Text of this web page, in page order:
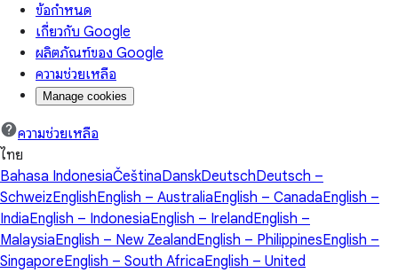
ข้อกำหนด
เกี่ยวกับ Google
ผลิตภัณฑ์ของ Google
ความช่วยเหลือ
Manage cookies
ความช่วยเหลือ
ไทย
Bahasa IndonesiaČeštinaDanskDeutschDeutsch –
SchweizEnglishEnglish – AustraliaEnglish – CanadaEnglish –
IndiaEnglish – IndonesiaEnglish – IrelandEnglish –
MalaysiaEnglish – New ZealandEnglish – PhilippinesEnglish –
SingaporeEnglish – South AfricaEnglish – United